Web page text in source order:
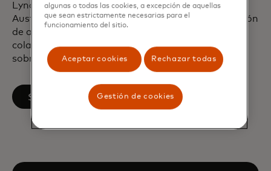
Lyndon B. Johnson de la Universidad de Texas,
Austin. Recibió el premio de ex alumnos de distinción
de ambas instituciones y actualmente es
colaboradora deMIT Sloan Management Review
sobre el tema de IA responsable.
Síguenos en LinkedIn
se abre en una pestaña nueva
algunas o todas las cookies, a excepción de aquellas
que sean estrictamente necesarias para el
funcionamiento del sitio.
Aceptar cookies Rechazar todas
Gestión de cookies